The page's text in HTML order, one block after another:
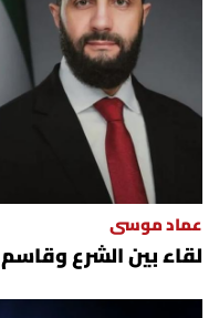
عماد موسى
لقاء بين الشرع وقاسم